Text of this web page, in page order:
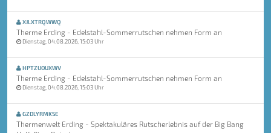
XJLXTRQWWQ
Therme Erding - Edelstahl-Sommerrutschen nehmen Form an
Dienstag, 04.08.2026, 15:03 Uhr
HPTZUOUXWV
Therme Erding - Edelstahl-Sommerrutschen nehmen Form an
Dienstag, 04.08.2026, 15:03 Uhr
GZDLYRMKSE
Thermenwelt Erding - Spektakuläres Rutscherlebnis auf der Big Bang